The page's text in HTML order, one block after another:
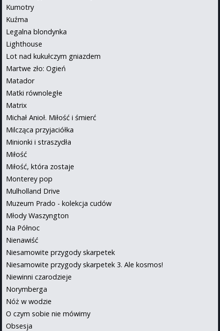
Kumotry
Kuźma
Legalna blondynka
Lighthouse
Lot nad kukułczym gniazdem
Martwe zło: Ogień
Matador
Matki równoległe
Matrix
Michał Anioł. Miłość i śmierć
Milcząca przyjaciółka
Minionki i straszydła
Miłość
Miłość, która zostaje
Monterey pop
Mulholland Drive
Muzeum Prado - kolekcja cudów
Młody Waszyngton
Na Północ
Nienawiść
Niesamowite przygody skarpetek
Niesamowite przygody skarpetek 3. Ale kosmos!
Niewinni czarodzieje
Norymberga
Nóż w wodzie
O czym sobie nie mówimy
Obsesja